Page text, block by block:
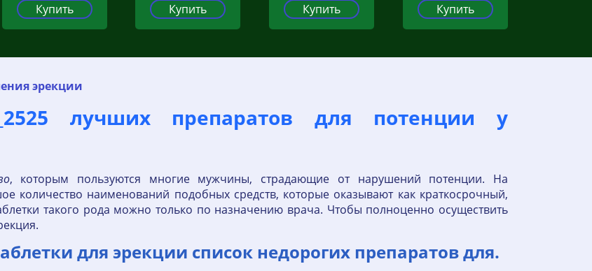
Купить Купить Купить Купить
эрекции
лучших препаратов для потенции у
, которым пользуются многие мужчины, страдающие от нарушений потенции. На
количество наименований подобных средств, которые оказывают как краткосрочный,
такого рода можно только по назначению врача. Чтобы полноценно осуществить
для эрекции список недорогих препаратов для.